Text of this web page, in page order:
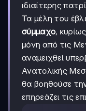
ιδιαίτερης
Τα μέλη του
σύμμαχο,
μόνη από τις
αναμειχθεί
Ανατολικής
θα βοηθούσε
επηρεάζει τις